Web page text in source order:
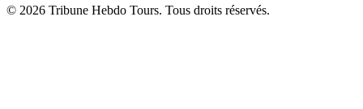
© 2026 Tribune Hebdo Tours. Tous droits réservés.